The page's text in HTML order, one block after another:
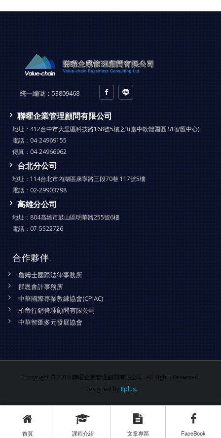
統一編號： 53809468
聯曜企業管理顧問有限公司
地址： 412台中市大里區科技路168號5樓之3(臺中軟體園區 S1智匯中心)
電話： 04-24969155
傳真： 04-24966962
台北分公司
地址： 114台北市內湖區康寧路三段70巷 117號5樓
電話： 02-29903798
高雄分公司
地址： 804高雄市鼓山區明華路255號6樓
電話： 07-5522726
合作夥伴.
詹姆士國際法律事務所
群恩會計事務所
中華國際專業教練協會(CPIAC)
柏帝行銷管理顧問有限公司
中華智匯多元發展協會
Copyright © 2018 聯曜企業管理顧問有限公司. All Rights Reserved.
Designed by Eplus.
首頁 課程介紹 文章專區 FaceBook